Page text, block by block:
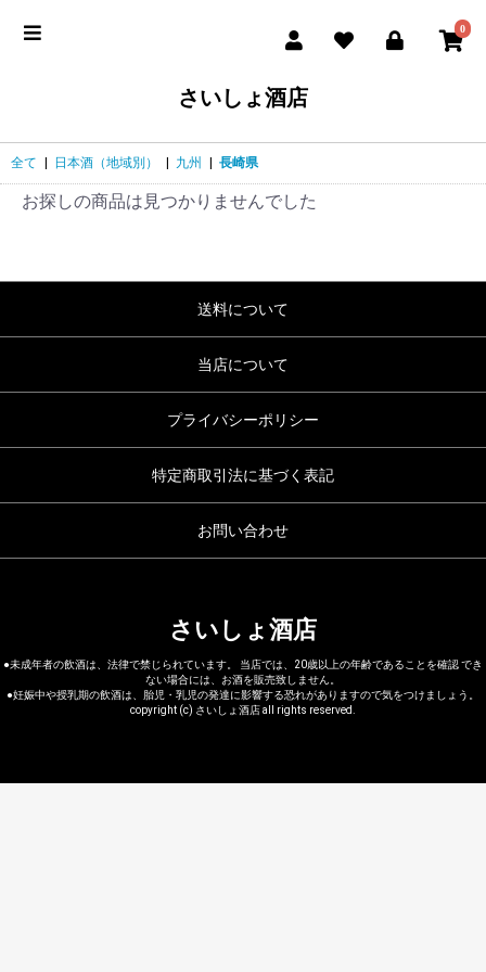
0
さいしょ酒店
全て 日本酒（地域別） 九州 長崎県
お探しの商品は見つかりませんでした
送料について
当店について
プライバシーポリシー
特定商取引法に基づく表記
お問い合わせ
さいしょ酒店
●未成年者の飲酒は、法律で禁じられています。 当店では、20歳以上の年齢であることを確認 でき
ない場合には、お酒を販売致しません。
●妊娠中や授乳期の飲酒は、胎児・乳児の発達に影響する恐れがありますので気をつけましょう。
copyright (c) さいしょ酒店 all rights reserved.